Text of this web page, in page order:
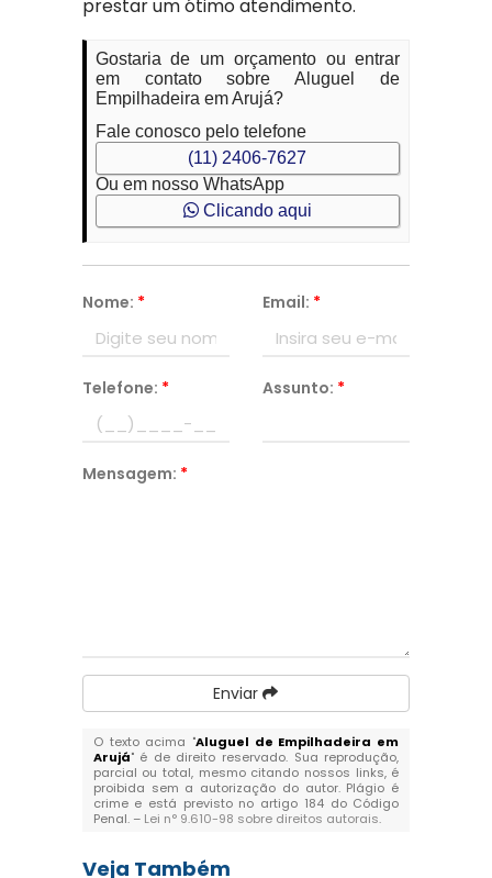
prestar um ótimo atendimento.
Gostaria de um orçamento ou entrar
em contato sobre Aluguel de
Empilhadeira em Arujá?
Fale conosco pelo telefone
(11) 2406-7627
Ou em nosso WhatsApp
Clicando aqui
Nome: * Email: *
Telefone: * Assunto: *
Mensagem: *
Enviar
O texto acima "Aluguel de Empilhadeira em
Arujá" é de direito reservado. Sua reprodução,
parcial ou total, mesmo citando nossos links, é
proibida sem a autorização do autor. Plágio é
crime e está previsto no artigo 184 do Código
Penal. – Lei n° 9.610-98 sobre direitos autorais.
Veja Também